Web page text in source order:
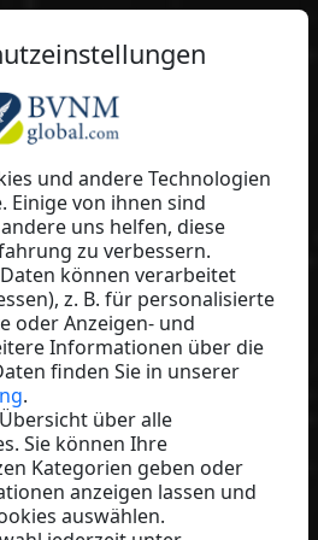
DE
Pummer
Unternehmerin
Austria
und andere Technologien
Einige von ihnen sind
uns helfen, diese
zu verbessern.
können verarbeitet
z. B. für personalisierte
oder Anzeigen- und
Informationen über die
finden Sie in unserer
.
über alle
Sie können Ihre
Kategorien geben oder
anzeigen lassen und
auswählen.